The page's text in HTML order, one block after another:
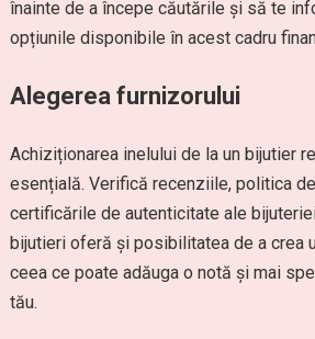
înainte de a începe căutările și să te
opțiunile disponibile în acest cadru
Alegerea furnizorului
Achiziționarea inelului de la un bijutier
esențială. Verifică recenziile, politica
certificările de autenticitate ale
bijutieri oferă și posibilitatea de a crea
ceea ce poate adăuga o notă și mai
tău.